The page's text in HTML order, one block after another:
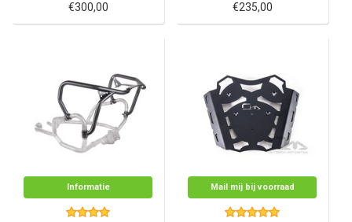
€300,00 €235,00
Informatie Mail mij bij voorraad